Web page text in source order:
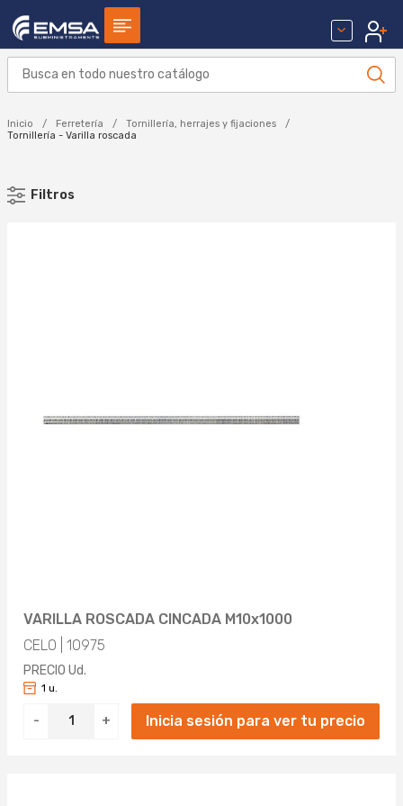
Inicio Ferretería
Tornillería, herrajes y fijaciones
Tornillería - Varilla roscada
Filtros
MATERIAL
Aplicar
6 (1)
TIPO DE FILETEADO
MÉTRICO (3)
Aplicar
VARILLA ROSCADA CINCADA M10x1000
CELO | 10975
PRECIO Ud.
- +
1 u.
Inicia sesión para ver tu precio